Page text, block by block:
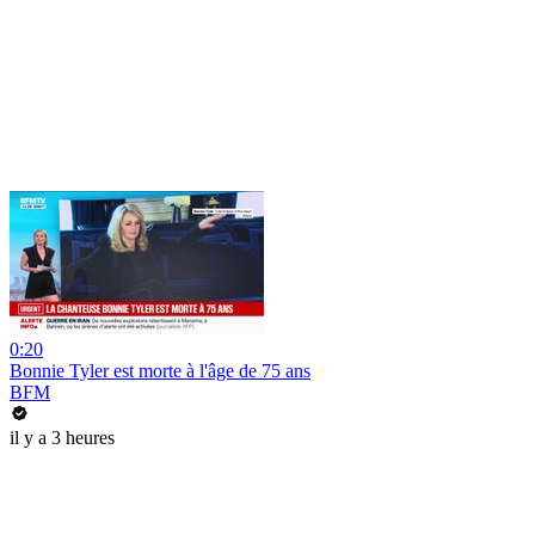
0:20
Bonnie Tyler est morte à l'âge de 75 ans
BFM
il y a 3 heures